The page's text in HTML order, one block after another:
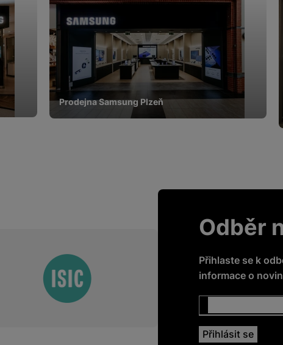
používáme my nebo naši partneři, abychom vám mohli zobrazit
na stránkách třetích stran.
Prodejna Samsung Plzeň
Odběr
Přihlaste se k
informace o